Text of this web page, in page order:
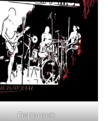
Fishbrook